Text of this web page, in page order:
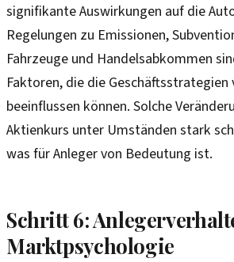
signifikante Auswirkungen auf die
Regelungen zu Emissionen,
Fahrzeuge und Handelsabkommen
Faktoren, die die Geschäftsstrategien
beeinflussen können. Solche
Aktienkurs unter Umständen stark
was für Anleger von Bedeutung ist.
Schritt 6:
Marktpsychologie